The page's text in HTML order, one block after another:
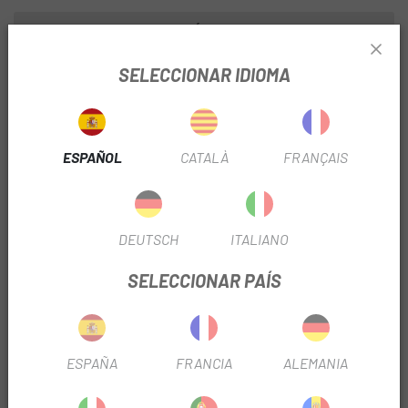
Características:
- X2 Power Bolt
- Bloqueo: cilindro-Z incluido BumbBlok
- Cadena de acero masivo endurecido, reforzado de titanio
- Peso: aprox. 2840/4450 g
OPINIONES
SELECCIONAR IDIOMA
ESPAÑOL CATALÀ FRANÇAIS
DEUTSCH ITALIANO
SELECCIONAR PAÍS
ESPAÑA FRANCIA ALEMANIA